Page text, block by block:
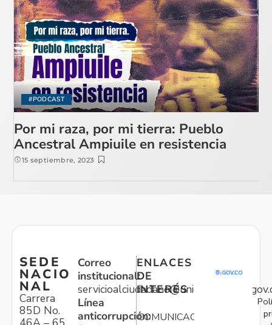
#PODCAST
Por mi raza, por mi tierra: Pueblo
Ancestral Ampiuile en resistencia
15 septiembre, 2023
SEDE
NACIO
NAL
Carrera
85D No.
Correo
institucional:
Línea
anticorrupción:
ENLACES
DE
INTERÉS
COMUNICACIONES